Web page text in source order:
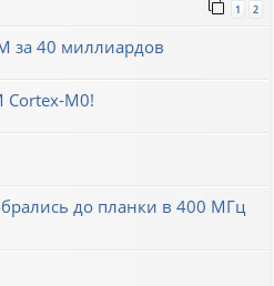
1 2
за 40 миллиардов
Cortex-M0!
до планки в 400 МГц